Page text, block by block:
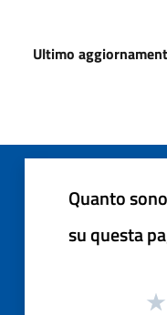
Ultimo
Quanto
su questa